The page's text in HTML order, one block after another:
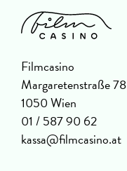
Filmcasino
Margaretenstraße 78
1050 Wien
01 / 587 90 62
kassa@filmcasino.at